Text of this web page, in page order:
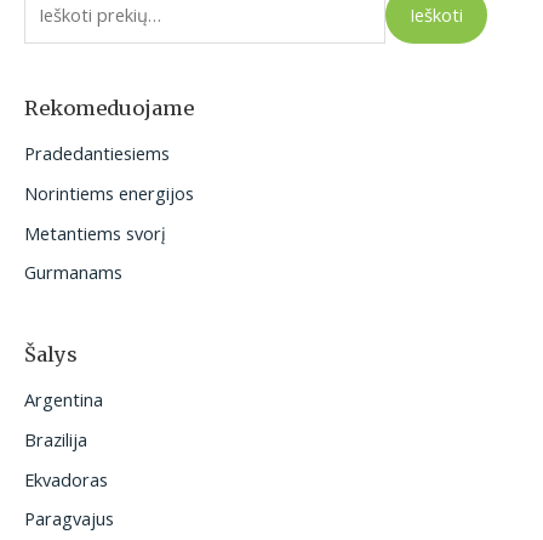
o
:
Ieškoti
Rekomeduojame
Pradedantiesiems
Norintiems energijos
Metantiems svorį
Gurmanams
Šalys
Argentina
Brazilija
Ekvadoras
Paragvajus